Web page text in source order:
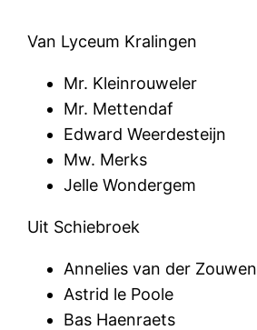
Van Lyceum Kralingen
Mr. Kleinrouweler
Mr. Mettendaf
Edward Weerdesteijn
Mw. Merks
Jelle Wondergem
Uit Schiebroek
Annelies van der Zouwen
Astrid le Poole
Bas Haenraets